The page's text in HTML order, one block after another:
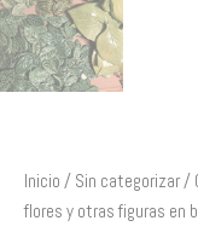
Inicio / Sin categorizar /
flores y otras figuras en